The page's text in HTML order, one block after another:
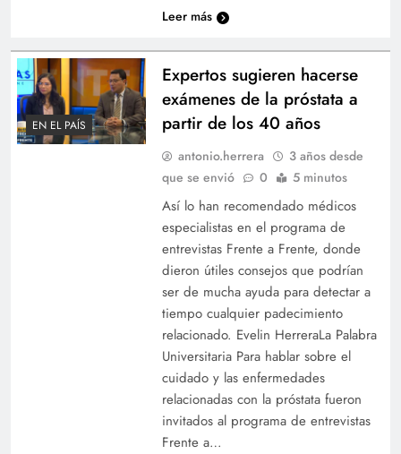
Leer más
EN EL PAÍS
Expertos sugieren hacerse
exámenes de la próstata a
partir de los 40 años
antonio.herrera
3 años desde
que se envió
0 5 minutos
Así lo han recomendado médicos
especialistas en el programa de
entrevistas Frente a Frente, donde
dieron útiles consejos que podrían
ser de mucha ayuda para detectar a
tiempo cualquier padecimiento
relacionado. Evelin HerreraLa Palabra
Universitaria Para hablar sobre el
cuidado y las enfermedades
relacionadas con la próstata fueron
invitados al programa de entrevistas
Frente a…